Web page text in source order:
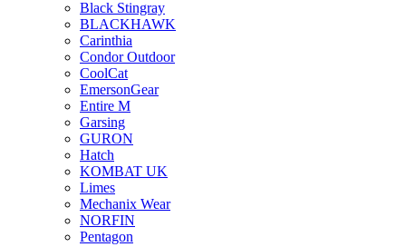
Black Stingray
BLACKHAWK
Carinthia
Condor Outdoor
CoolCat
EmersonGear
Entire M
Garsing
GURON
Hatch
KOMBAT UK
Limes
Mechanix Wear
NORFIN
Pentagon